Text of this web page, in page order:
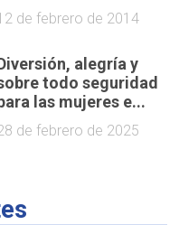
de febrero de 2014
alegría y
todo seguridad
las mujeres e...
de febrero de 2025